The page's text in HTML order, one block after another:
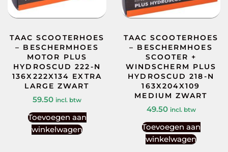
TAAC SCOOTERHOES
– BESCHERMHOES
MOTOR PLUS
HYDROSCUD 222-N
136X222X134 EXTRA
LARGE ZWART
59.50 incl. btw
Toevoegen aan
winkelwagen
TAAC SCOOTERHOES
– BESCHERMHOES
SCOOTER +
WINDSCHERM PLUS
HYDROSCUD 218-N
163X204X109
MEDIUM ZWART
49.50 incl. btw
Toevoegen aan
winkelwagen